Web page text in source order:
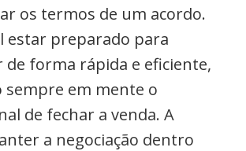
os termos de um acordo.
estar preparado para
de forma rápida e eficiente,
sempre em mente o
de fechar a venda. A
a negociação dentro